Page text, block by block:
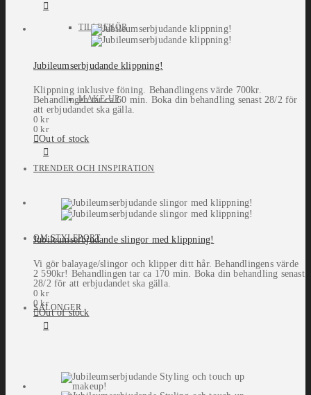
TILLBEHÖR
MAKE-UP
TRENDER OCH INSPIRATION
OM STYLEPORT
SALONGER
Jubileumserbjudande klippning!
Klippning inklusive föning. Behandlingens värde 700kr.
Behandlingen tar ca 60 min. Boka din behandling senast 28/2 för
att erbjudandet ska gälla.
0kr
0kr
Out of stock
Jubileumserbjudande slingor med klippning!
Vi gör balayage/slingor och klipper ditt hår. Behandlingens värde
2 590kr! Behandlingen tar ca 170 min. Boka din behandling senast
28/2 för att erbjudandet ska gälla.
0kr
0kr
Out of stock